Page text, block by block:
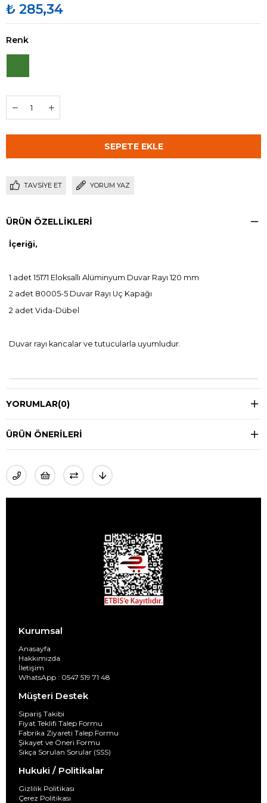
₺ 285,34
Renk
TAVSIYE ET YORUM YAZ
ÜRÜN ÖZELLIKLERI
İçeriği,
1 adet 15171 Eloksallı Alüminyum Duvar Rayı 120 mm
2 adet 80005-5 Duvar Rayı Uç Kapağı
2 adet Vida-Dübel
Duvar rayı kancalar ve tutucularla uyumludur.
YORUMLAR(0)
ÜRÜN ÖNERILERI
Kurumsal
Anasayfa
Hakkımızda
İletişim
WhatsApp : 0547 519 71 48
Müşteri Destek
Sipariş Takibi
Fiyat Teklifi Talep Formu
Fabrika Ziyareti Talep Formu
Şikayet ve Öneri Formu
Sıkça Sorulan Sorular (SSS)
Hukuki / Politikalar
Gizlilik Politikası
Çerez Politikası